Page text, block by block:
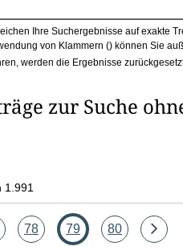
Ihre Suchergebnisse auf exakte
von Klammern () können Sie
werden die Ergebnisse
zur Suche
1.991
Seite
78 Seite
79 Seite
80
Eine